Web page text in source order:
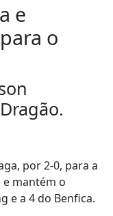
e
o
por 2-0, para a
e mantém o
e a 4 do Benfica.